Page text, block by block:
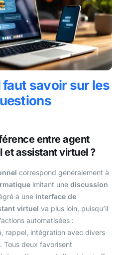
faut savoir sur les
entre agent
et assistant virtuel ?
correspond généralement à
imitant une discussion
à une interface de
virtuel va plus loin, puisqu’il
automatisées :
rappel, intégration avec divers
Tous deux favorisent